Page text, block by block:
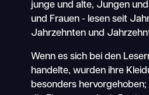
junge und alte, Jungen
und Frauen - lesen seit
Jahrzehnten und
Wenn es sich bei den
handelte, wurden ihre
besonders